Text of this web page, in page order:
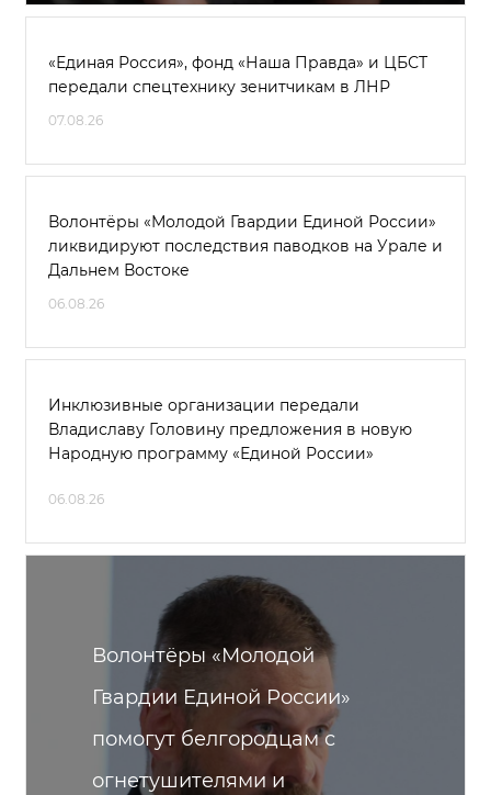
«Единая Россия», фонд «Наша Правда» и ЦБСТ
передали спецтехнику зенитчикам в ЛНР
07.08.26
Волонтёры «Молодой Гвардии Единой России»
ликвидируют последствия паводков на Урале и
Дальнем Востоке
06.08.26
Инклюзивные организации передали
Владиславу Головину предложения в новую
Народную программу «Единой России»
06.08.26
Волонтёры «Молодой
Гвардии Единой России»
помогут белгородцам с
огнетушителями и